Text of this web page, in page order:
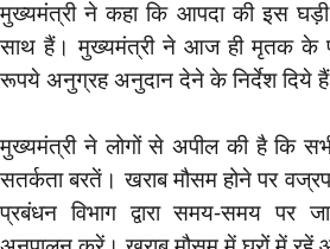
मुख्यमंत्री ने कहा कि आपदा की इस घड़ी
साथ हैं। मुख्यमंत्री ने आज ही मृतक के
रूपये अनुग्रह अनुदान देने के निर्देश दिये
मुख्यमंत्री ने लोगों से अपील की है कि
सतर्कता बरतें। खराब मौसम होने पर
प्रबंधन विभाग द्वारा समय-समय पर